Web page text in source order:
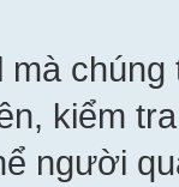
kiểm
người